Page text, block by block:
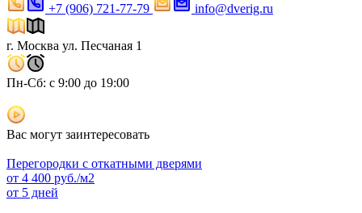
+7 (906) 721-77-79 info@dverig.ru
г. Москва ул. Песчаная 1
Пн-Сб: с 9:00 до 19:00
Вас могут заинтересовать
Перегородки с откатными дверями
от 4 400 руб./м2
от 5 дней